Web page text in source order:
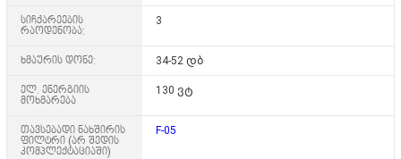
სიჩქარეების
რაოდენობა:
3
ხმაურის დონე: 34-52 დბ
ელ. ენერგიის
მოხმარება
130 ვტ
თავსებადი ნახშირის
ფილტრი (არ შედის
კომპლექტაციაში)
F-05